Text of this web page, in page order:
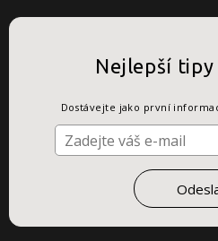
Nejlepší
Dostávejte jako první